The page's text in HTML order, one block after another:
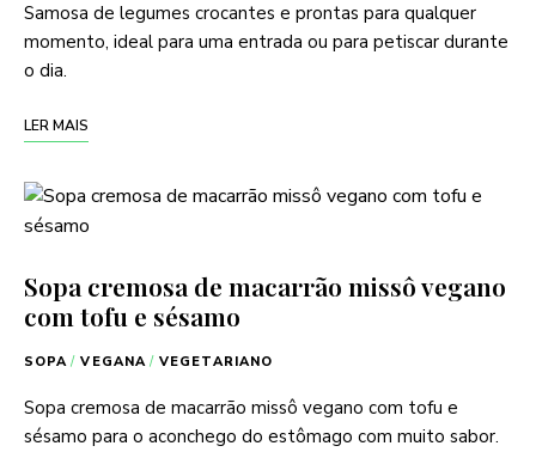
Samosa de legumes crocantes e prontas para qualquer
momento, ideal para uma entrada ou para petiscar durante
o dia.
LER MAIS
Sopa cremosa de macarrão missô vegano
com tofu e sésamo
SOPA / VEGANA / VEGETARIANO
Sopa cremosa de macarrão missô vegano com tofu e
sésamo para o aconchego do estômago com muito sabor.